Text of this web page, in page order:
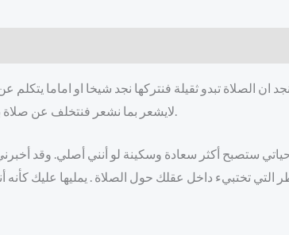
ان الصلاة تبدو ثقيلة فنتركها نجد شيخا او اماما يتكلم
لايشعر بما نشعر فنتخلف عن صلاة بعد صلاة في هذا الكتاب ستجد لماذا تبدوا لك الاصلاة ثقيلة وكيف تحافظ عليها.
ستصبح أكثر سعادة وسكينة لو أنني أصلي. وقد
التي تختبيء داخل عقلك حول الصلاة . يمليها عليك